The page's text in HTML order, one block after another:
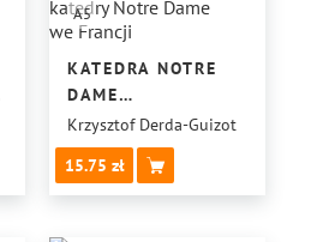
A5
KATEDRA NOTRE
DAME
W STRASBURGU
I INNE KATEDRY
NOTRE DAME
WE FRANCJI
Krzysztof Derda-Guizot
15.75